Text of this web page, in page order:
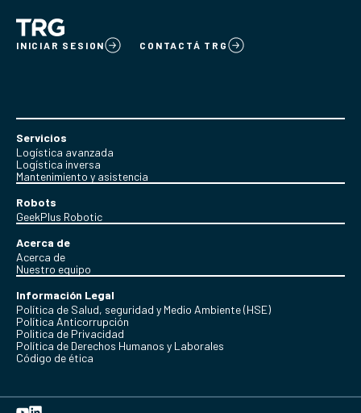
INICIAR SESION CONTACTÁ TRG
Servicios
Logística avanzada
Logística inversa
Mantenimiento y asistencia
Robots
GeekPlus Robotic
Acerca de
Acerca de
Nuestro equipo
Información Legal
Política de Salud, seguridad y Medio Ambiente (HSE)
Política Anticorrupción
Politica de Privacidad
Política de Derechos Humanos y Laborales
Código de ética